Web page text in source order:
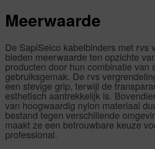
Meerwaarde
De SapiSelco kabelbinders met rvs
bieden meerwaarde ten opzichte
producten door hun combinatie van
gebruiksgemak. De rvs
een stevige grip, terwijl de
esthetisch aantrekkelijk is.
van hoogwaardig nylon materiaal
bestand tegen verschillende
maakt ze een betrouwbare keuze
professional.